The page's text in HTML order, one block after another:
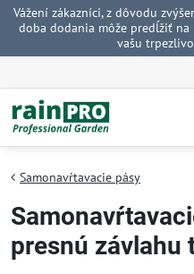
Vážení zákazníci, z dôvodu
doba dodania môže predĺžiť na
vašu
Samonavŕtavacie pásy
presnú závlahu